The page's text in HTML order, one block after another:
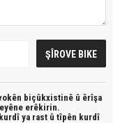
biçûkxistinê û êrîşa
erêkirin.
ya rast û tîpên kurdî